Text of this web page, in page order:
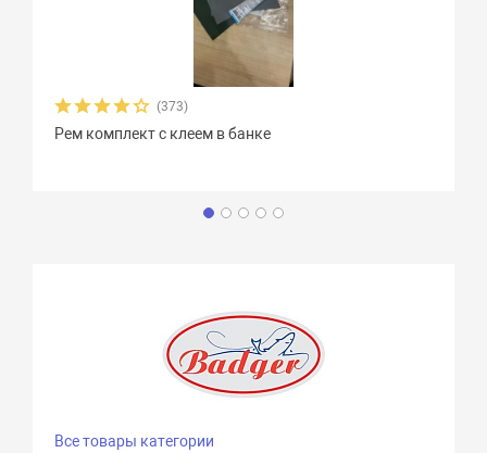
(373)
Рем комплект с клеем в банке
Все товары категории